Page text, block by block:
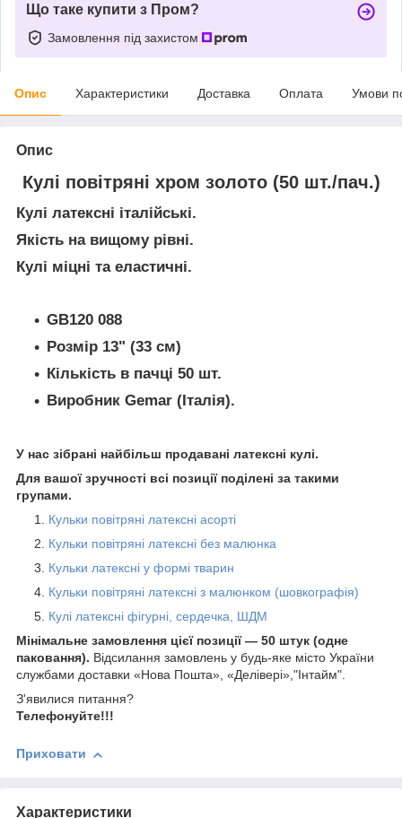
Що таке купити з Пром?
Замовлення під захистом
Опис Характеристики Доставка Оплата Умови
Опис
Кулі повітряні хром золото (50 шт./пач.)
Кулі латексні італійські.
Якість на вищому рівні.
Кулі міцні та еластичні.
GB120 088
Розмір 13" (33 см)
Кількість в пачці 50 шт.
Виробник Gemar (Італія).
У нас зібрані найбільш продавані латексні кулі.
Для вашої зручності всі позиції поділені за такими
групами.
Кульки повітряні латексні асорті
Кульки повітряні латексні без малюнка
Кульки латексні у формі тварин
Кульки повітряні латексні з малюнком (шовкографія)
Кулі латексні фігурні, сердечка, ШДМ
Мінімальне замовлення цієї позиції — 50 штук (одне
паковання). Відсилання замовлень у будь-яке місто України
службами доставки «Нова Пошта», «Делівері»,"Інтайм".
З'явилися питання?
Телефонуйте!!!
Приховати
Характеристики